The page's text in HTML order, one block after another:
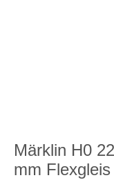
Märklin H0
mm Flexgleis